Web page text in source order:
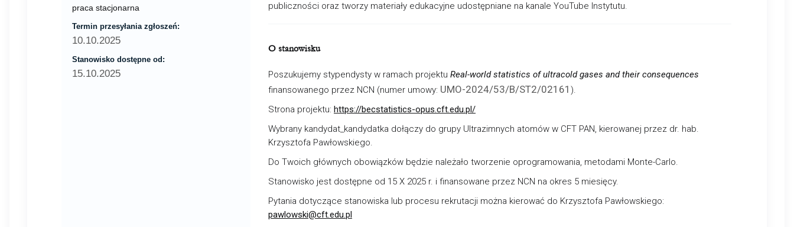
praca stacjonarna
Termin przesyłania zgłoszeń:
10.10.2025
Stanowisko dostępne od:
15.10.2025
publiczności oraz tworzy materiały edukacyjne udostępniane na kanale YouTube Instytutu.
O stanowisku
Poszukujemy stypendysty w ramach projektu Real-world statistics of ultracold gases and their consequences
finansowanego przez NCN (numer umowy: UMO-2024/53/B/ST2/02161 ).
Strona projektu: https://becstatistics-opus.cft.edu.pl/
Wybrany kandydat_kandydatka dołączy do grupy Ultrazimnych atomów w CFT PAN, kierowanej przez dr. hab.
Krzysztofa Pawłowskiego.
Do Twoich głównych obowiązków będzie należało tworzenie oprogramowania, metodami Monte-Carlo.
Stanowisko jest dostępne od 15 X 2025 r. i finansowane przez NCN na okres 5 miesięcy.
Pytania dotyczące stanowiska lub procesu rekrutacji można kierować do Krzysztofa Pawłowskiego:
pawlowski@cft.edu.pl